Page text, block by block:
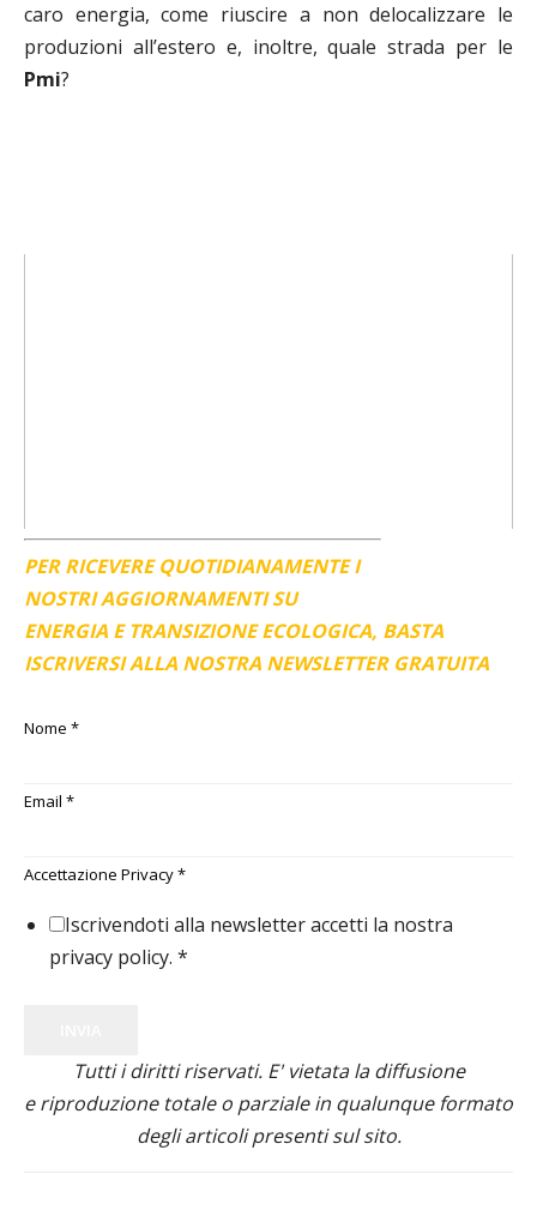
caro energia, come riuscire a non delocalizzare le
produzioni all’estero e, inoltre, quale strada per le
Pmi?
PER RICEVERE QUOTIDIANAMENTE I
NOSTRI AGGIORNAMENTI SU
ENERGIA E TRANSIZIONE ECOLOGICA, BASTA
ISCRIVERSI ALLA NOSTRA NEWSLETTER GRATUITA
Nome *
Email *
Accettazione Privacy*
Iscrivendoti alla newsletter accetti la nostra
privacy policy. *
Tutti i diritti riservati. E' vietata la diffusione
e riproduzione totale o parziale in qualunque formato
degli articoli presenti sul sito.